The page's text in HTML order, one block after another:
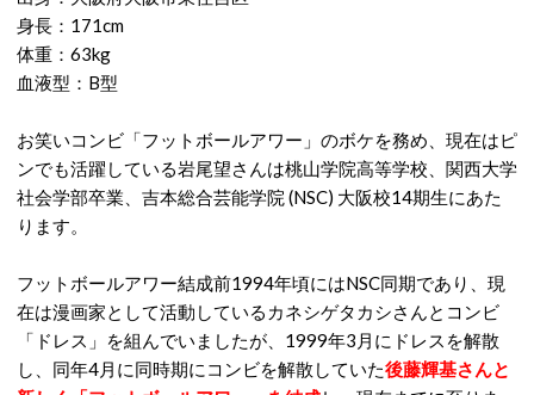
身長：171cm
体重：63kg
血液型：B型
お笑いコンビ「フットボールアワー」のボケを務め、現在はピ
ンでも活躍している岩尾望さんは桃山学院高等学校、関西大学
社会学部卒業、吉本総合芸能学院 (NSC) 大阪校14期生にあた
ります。
フットボールアワー結成前1994年頃にはNSC同期であり、現
在は漫画家として活動しているカネシゲタカシさんとコンビ
「ドレス」を組んでいましたが、1999年3月にドレスを解散
し、同年4月に同時期にコンビを解散していた後藤輝基さんと